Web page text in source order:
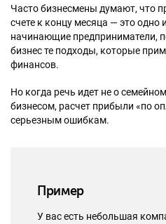
Часто бизнесмены думают, что
счете к концу месяца — это
начинающие предприниматели,
бизнес те подходы, которые
финансов.
Но когда речь идет не о
бизнесом, расчет прибыли «по
серьезным ошибкам.
Пример
У вас есть небольшая